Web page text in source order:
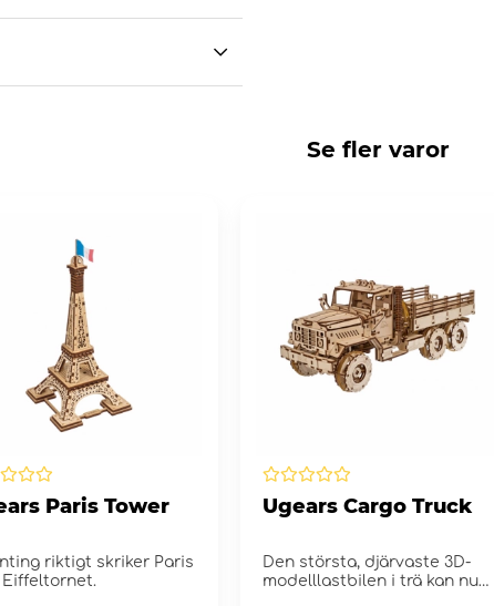
Se fler varor
Paris Tower
riktigt skriker Paris
Eiffeltornet.
Ugears Cargo Truck
Den största, djärvaste 3D-
modelllastbilen i trä kan nu